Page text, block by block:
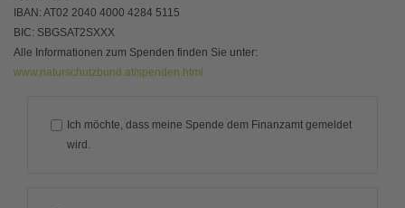
IBAN: AT02 2040 4000 4284 5115
BIC: SBGSAT2SXXX
Alle Informationen zum Spenden finden Sie unter:
www.naturschutzbund.at/spenden.html
Ich möchte, dass meine Spende dem Finanzamt gemeldet
wird.